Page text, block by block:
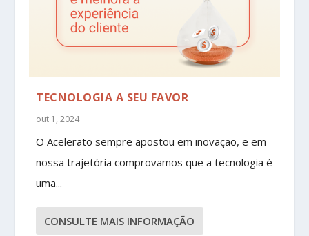
TECNOLOGIA A SEU FAVOR
out 1, 2024
O Acelerato sempre apostou em inovação, e em
nossa trajetória comprovamos que a tecnologia é
uma...
CONSULTE MAIS INFORMAÇÃO